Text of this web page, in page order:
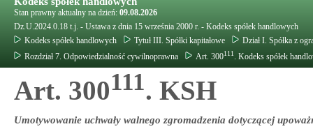
Stan prawny aktualny na dzień: 09.08.2026
Dz.U.2024.0.18 t.j. - Ustawa z dnia 15 września 2000 r. - Kodeks spółek handlowych
Kodeks spółek handlowych
Tytuł III. Spółki kapitałowe
Dział I. Spółka z
Rozdział 7. Odpowiedzialność cywilnoprawna
Art. 300111 . Kodeks spółek
Art. 300111. KSH
Umotywowanie uchwały walnego zgromadzenia dotyczącej